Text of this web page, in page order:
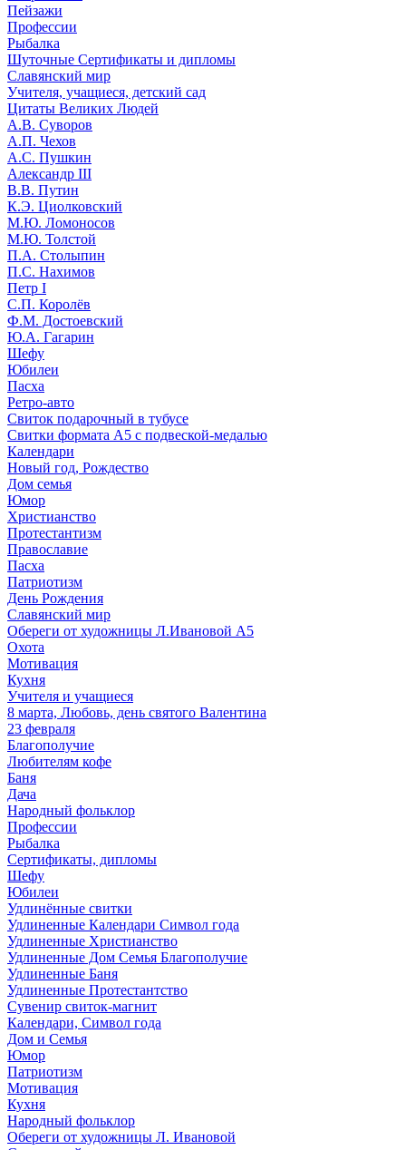
Пейзажи
Профессии
Рыбалка
Шуточные Сертификаты и дипломы
Славянский мир
Учителя, учащиеся, детский сад
Цитаты Великих Людей
А.В. Суворов
А.П. Чехов
А.С. Пушкин
Александр III
В.В. Путин
К.Э. Циолковский
М.Ю. Ломоносов
М.Ю. Толстой
П.А. Столыпин
П.С. Нахимов
Петр I
С.П. Королёв
Ф.М. Достоевский
Ю.А. Гагарин
Шефу
Юбилеи
Пасха
Ретро-авто
Свиток подарочный в тубусе
Свитки формата А5 с подвеской-медалью
Календари
Новый год, Рождество
Дом семья
Юмор
Христианство
Протестантизм
Православие
Пасха
Патриотизм
День Рождения
Славянский мир
Обереги от художницы Л.Ивановой А5
Охота
Мотивация
Кухня
Учителя и учащиеся
8 марта, Любовь, день святого Валентина
23 февраля
Благополучие
Любителям кофе
Баня
Дача
Народный фольклор
Профессии
Рыбалка
Сертификаты, дипломы
Шефу
Юбилеи
Удлинённые свитки
Удлиненные Календари Символ года
Удлиненные Христианство
Удлиненные Дом Семья Благополучие
Удлиненные Баня
Удлиненные Протестантство
Сувенир свиток-магнит
Календари, Символ года
Дом и Семья
Юмор
Патриотизм
Мотивация
Кухня
Народный фольклор
Обереги от художницы Л. Ивановой